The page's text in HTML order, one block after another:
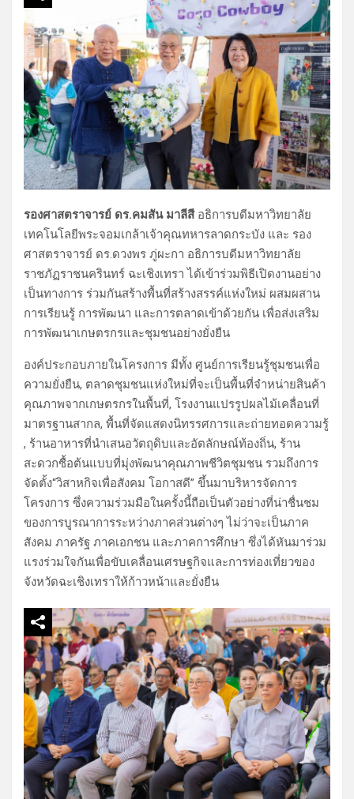
รองศาสตราจารย์ ดร.คมสัน มาลีสีอธิการบดีมหาวิทยาลัย
เทคโนโลยีพระจอมเกล้าเจ้าคุณทหารลาดกระบัง และ รอง
ศาสตราจารย์ ดร.ดวงพร ภู่ผะกา อธิการบดีมหาวิทยาลัย
ราชภัฏราชนครินทร์ ฉะเชิงเทรา ได้เข้าร่วมพิธีเปิดงานอย่าง
เป็นทางการ ร่วมกันสร้างพื้นที่สร้างสรรค์แห่งใหม่ ผสมผสาน
การเรียนรู้ การพัฒนา และการตลาดเข้าด้วยกัน เพื่อส่งเสริม
การพัฒนาเกษตรกรและชุมชนอย่างยั่งยืน
องค์ประกอบภายในโครงการ มีทั้ง ศูนย์การเรียนรู้ชุมชนเพื่อ
ความยั่งยืน, ตลาดชุมชนแห่งใหม่ที่จะเป็นพื้นที่จำหน่ายสินค้า
คุณภาพจากเกษตรกรในพื้นที่, โรงงานแปรรูปผลไม้เคลื่อนที่
มาตรฐานสากล, พื้นที่จัดแสดงนิทรรศการและถ่ายทอดความรู้
, ร้านอาหารที่นำเสนอวัตถุดิบและอัตลักษณ์ท้องถิ่น, ร้าน
สะดวกซื้อต้นแบบที่มุ่งพัฒนาคุณภาพชีวิตชุมชน รวมถึงการ
จัดตั้ง“วิสาหกิจเพื่อสังคม โอกาสดี” ขึ้นมาบริหารจัดการ
โครงการ ซึ่งความร่วมมือในครั้งนี้ถือเป็นตัวอย่างที่น่าชื่นชม
ของการบูรณาการระหว่างภาคส่วนต่างๆ ไม่ว่าจะเป็นภาค
สังคม ภาครัฐ ภาคเอกชน และภาคการศึกษา ซึ่งได้หันมาร่วม
แรงร่วมใจกันเพื่อขับเคลื่อนเศรษฐกิจและการท่องเที่ยวของ
จังหวัดฉะเชิงเทราให้ก้าวหน้าและยั่งยืน